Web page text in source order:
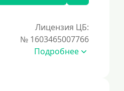
Лицензия ЦБ:
№ 1603465007766
Подробнее